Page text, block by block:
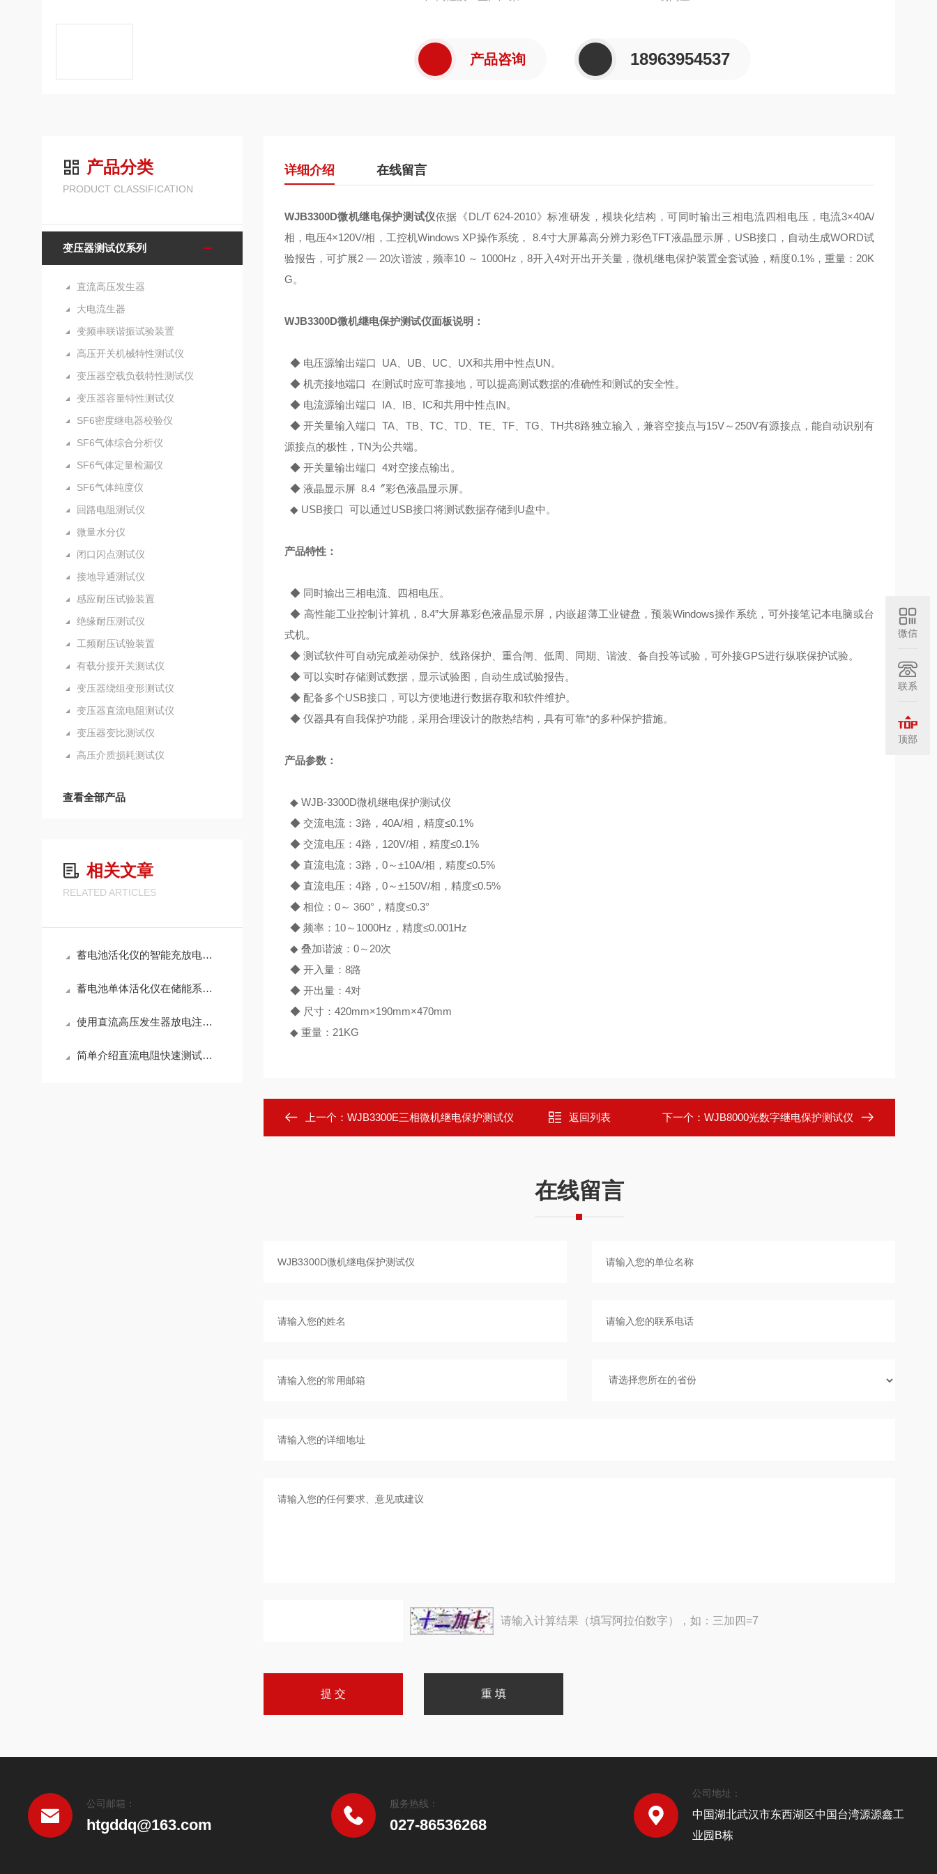
产品咨询 18963954537
产品分类
PRODUCT CLASSIFICATION
变压器测试仪系列
直流高压发生器
大电流生器
变频串联谐振试验装置
高压开关机械特性测试仪
变压器空载负载特性测试仪
变压器容量特性测试仪
SF6密度继电器校验仪
SF6气体综合分析仪
SF6气体定量检漏仪
SF6气体纯度仪
回路电阻测试仪
微量水分仪
闭口闪点测试仪
接地导通测试仪
感应耐压试验装置
绝缘耐压测试仪
工频耐压试验装置
有载分接开关测试仪
变压器绕组变形测试仪
变压器直流电阻测试仪
变压器变比测试仪
高压介质损耗测试仪
查看全部产品
相关文章
RELATED ARTICLES
蓄电池活化仪的智能充放电循环活化原理与核心硬件架构解析
蓄电池单体活化仪在储能系统中的重要性
使用直流高压发生器放电注意事项
简单介绍直流电阻快速测试仪使用方法
详细介绍 在线留言
WJB3300D微机继电保护测试仪依据《DL/T 624-2010》标准研发，模块化结构，可同时输出三相电流四相电压，电流3×40A/
相，电压4×120V/相，工控机Windows XP操作系统， 8.4寸大屏幕高分辨力彩色TFT液晶显示屏，USB接口，自动生成WORD试
验报告，可扩展2 — 20次谐波，频率10 ～ 1000Hz，8开入4对开出开关量，微机继电保护装置全套试验，精度0.1%，重量：20K
G。
WJB3300D微机继电保护测试仪面板说明：
◆ 电压源输出端口 UA、UB、UC、UX和共用中性点UN。
◆ 机壳接地端口 在测试时应可靠接地，可以提高测试数据的准确性和测试的安全性。
◆ 电流源输出端口 IA、IB、IC和共用中性点IN。
◆ 开关量输入端口 TA、TB、TC、TD、TE、TF、TG、TH共8路独立输入，兼容空接点与15V～250V有源接点，能自动识别有
源接点的极性，TN为公共端。
◆ 开关量输出端口 4对空接点输出。
◆ 液晶显示屏 8.4〞彩色液晶显示屏。
◆ USB接口 可以通过USB接口将测试数据存储到U盘中。
产品特性：
◆ 同时输出三相电流、四相电压。
◆ 高性能工业控制计算机，8.4”大屏幕彩色液晶显示屏，内嵌超薄工业键盘，预装Windows操作系统，可外接笔记本电脑或台
式机。
◆ 测试软件可自动完成差动保护、线路保护、重合闸、低周、同期、谐波、备自投等试验，可外接GPS进行纵联保护试验。
◆ 可以实时存储测试数据，显示试验图，自动生成试验报告。
◆ 配备多个USB接口，可以方便地进行数据存取和软件维护。
◆ 仪器具有自我保护功能，采用合理设计的散热结构，具有可靠*的多种保护措施。
产品参数：
◆ WJB-3300D微机继电保护测试仪
◆ 交流电流：3路，40A/相，精度≤0.1%
◆ 交流电压：4路，120V/相，精度≤0.1%
◆ 直流电流：3路，0～±10A/相，精度≤0.5%
◆ 直流电压：4路，0～±150V/相，精度≤0.5%
◆ 相位：0～ 360°，精度≤0.3°
◆ 频率：10～1000Hz，精度≤0.001Hz
◆ 叠加谐波：0～20次
◆ 开入量：8路
◆ 开出量：4对
◆ 尺寸：420mm×190mm×470mm
◆ 重量：21KG
上一个： WJB3300E三相微机继电保护测试仪 返回列表 下一个： WJB8000光数字继电保护测试仪
在线留言
请输入计算结果（填写阿拉伯数字），如：三加四=7
公司邮箱：
htgddq@163.com
服务热线：
027-86536268
公司地址：
中国湖北武汉市东西湖区中国台湾源源鑫工
业园B栋
微信
联系
顶部